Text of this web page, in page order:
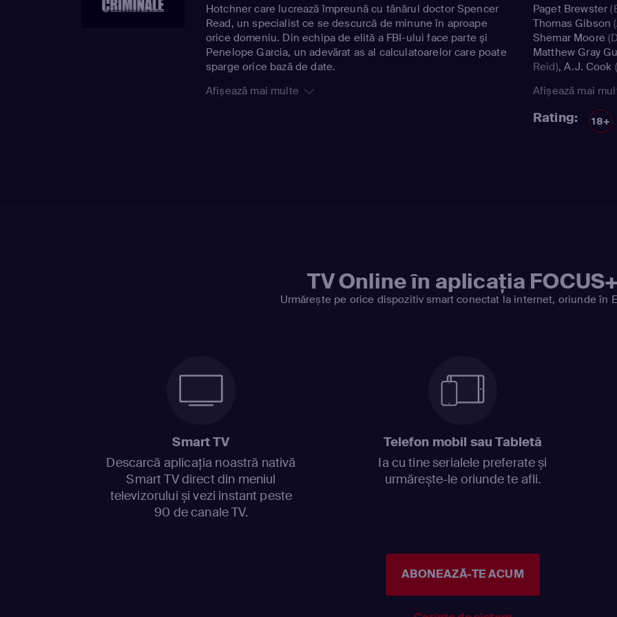
Hotchner care lucrează împreună cu tânărul doctor Spencer
Read, un specialist ce se descurcă de minune în aproape
orice domeniu. Din echipa de elită a FBI-ului face parte şi
Penelope Garcia, un adevărat as al calculatoarelor care poate
sparge orice bază de date.
Afișează mai multe
Paget Brewster
Thomas Gibson
Shemar Moore
Matthew Gray
Reid),A.J. Cook
Gideon),Zach
Jr.)
Chaise Goris
Sharisse Baker-
Afișează mai
Rating: 18+
TV Online în aplicația FOCUS+
Urmărește pe orice dispozitiv smart conectat la internet, oriunde în
Smart TV
Descarcă aplicația noastră nativă
Smart TV direct din meniul
televizorului și vezi instant peste
90 de canale TV.
Telefon mobil sau Tabletă
Ia cu tine serialele preferate și
urmărește-le oriunde te afli.
ABONEAZĂ-TE ACUM